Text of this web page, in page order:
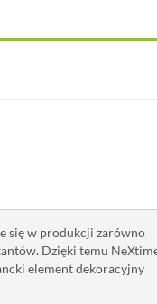
się w produkcji zarówno
Dzięki temu
element dekoracyjny